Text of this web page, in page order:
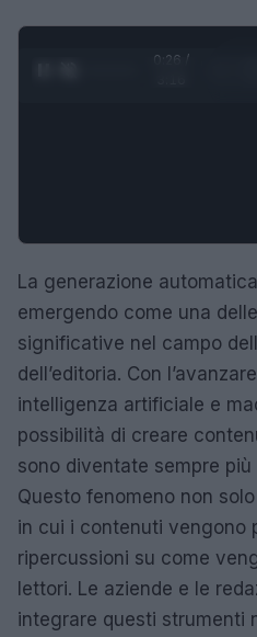
0:26 /
La generazione
emergendo come una
significative nel campo
dell’editoria. Con
intelligenza artificiale e
possibilità di creare
sono diventate sempre
Questo fenomeno non
in cui i contenuti vengono
ripercussioni su come
lettori. Le aziende e le
integrare questi strumenti